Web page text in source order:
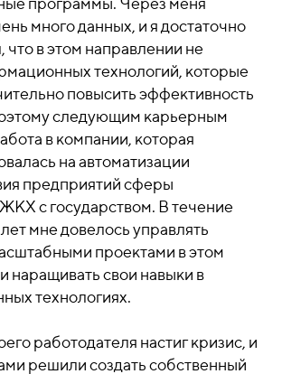
много данных, и я достаточно
что в этом направлении не
технологий, которые
повысить эффективность
следующим карьерным
в компании, которая
на автоматизации
предприятий сферы
с государством. В течение
мне довелось управлять
проектами в этом
наращивать свои навыки в
технологиях.
работодателя настиг кризис, и
решили создать собственный